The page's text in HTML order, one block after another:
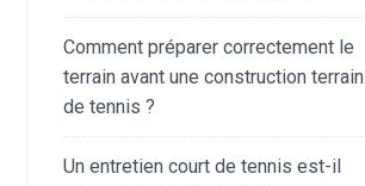
Comment préparer correctement le
terrain avant une construction terrain
de tennis ?
Un entretien court de tennis est-il